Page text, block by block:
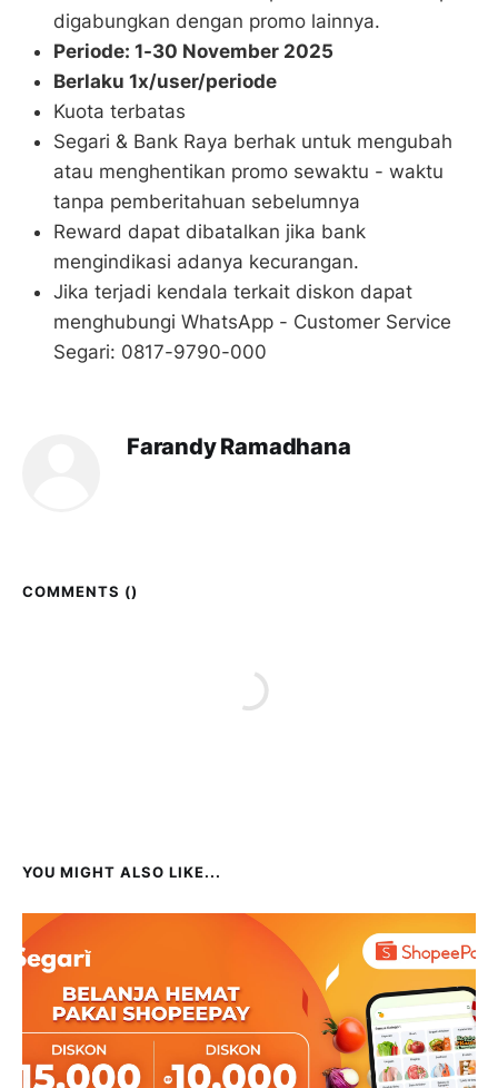
digabungkan dengan promo lainnya.
Periode: 1-30 November 2025
Berlaku 1x/user/periode
Kuota terbatas
Segari & Bank Raya berhak untuk mengubah
atau menghentikan promo sewaktu - waktu
tanpa pemberitahuan sebelumnya
Reward dapat dibatalkan jika bank
mengindikasi adanya kecurangan.
Jika terjadi kendala terkait diskon dapat
menghubungi WhatsApp - Customer Service
Segari: 0817-9790-000
Farandy Ramadhana
COMMENTS ()
YOU MIGHT ALSO LIKE...